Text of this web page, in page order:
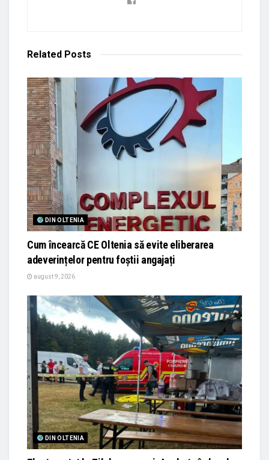
Related Posts
DIN OLTENIA
Cum încearcă CE Oltenia să evite eliberarea
adeverințelor pentru foștii angajați
august 9, 2026
DIN OLTENIA